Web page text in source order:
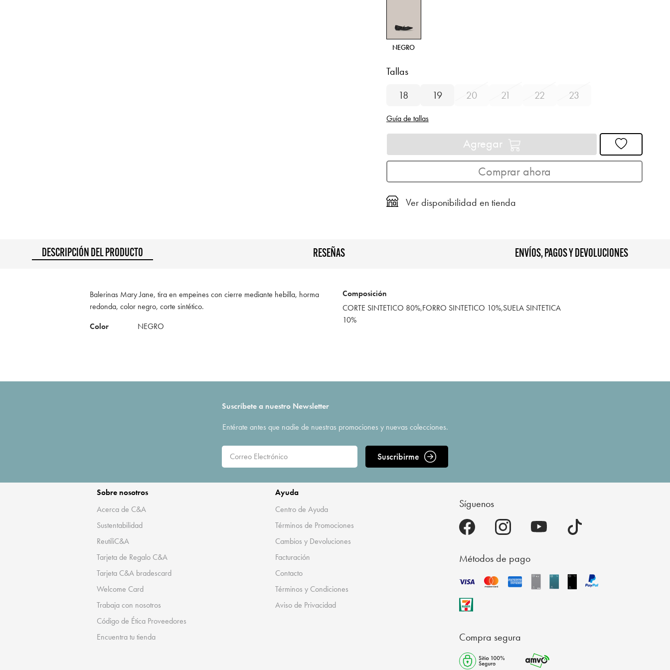
NEGRO
Tallas
18
19 20 21 22 23
Guía de tallas
Agregar
Comprar ahora
Ver disponibilidad en tienda
DESCRIPCIÓN DEL PRODUCTO RESEÑAS ENVÍOS, PAGOS Y DEVOLUCIONES
Balerinas Mary Jane, tira en empeines con cierre mediante hebilla, horma
redonda, color negro, corte sintético.
Color
NEGRO
Composición
CORTE SINTETICO 80%,FORRO SINTETICO 10%,SUELA SINTETICA
10%
Suscríbete a nuestro Newsletter
Entérate antes que nadie de nuestras promociones y nuevas colecciones.
Suscribirme
Sobre nosotros
Acerca de C&A
Sustentabilidad
ReutiliC&A
Tarjeta de Regalo C&A
Tarjeta C&A bradescard
Welcome Card
Trabaja con nosotros
Código de Ética Proveedores
Encuentra tu tienda
Ayuda
Centro de Ayuda
Términos de Promociones
Cambios y Devoluciones
Facturación
Contacto
Términos y Condiciones
Aviso de Privacidad
Síguenos
Métodos de pago
Compra segura